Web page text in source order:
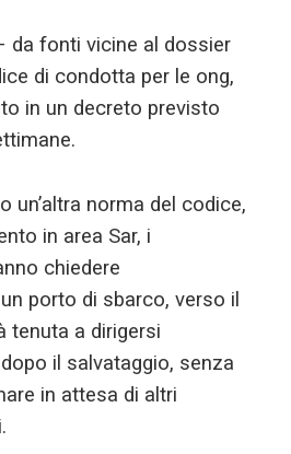
da fonti vicine al dossier
di condotta per le ong,
in un decreto previsto
norma del codice,
in area Sar, i
chiedere
porto di sbarco, verso il
tenuta a dirigersi
il salvataggio, senza
in attesa di altri